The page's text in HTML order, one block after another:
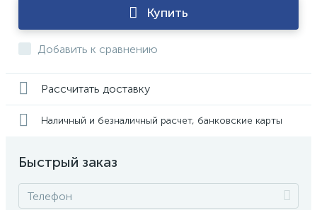
Купить
Добавить к сравнению
Рассчитать доставку
Наличный и безналичный расчет, банковские карты
Быстрый заказ